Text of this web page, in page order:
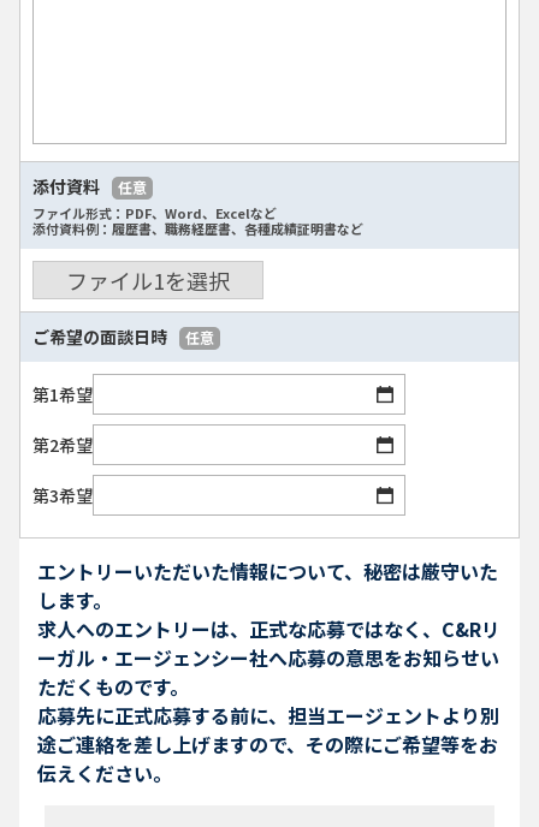
添付資料 任意
ファイル形式：PDF、Word、Excelなど
添付資料例：履歴書、職務経歴書、各種成績証明書など
ファイル1を選択
ご希望の面談日時 任意
第1希望
第2希望
第3希望
エントリーいただいた情報について、秘密は厳守いた
します。
求人へのエントリーは、正式な応募ではなく、C&Rリ
ーガル・エージェンシー社へ応募の意思をお知らせい
ただくものです。
応募先に正式応募する前に、担当エージェントより別
途ご連絡を差し上げますので、その際にご希望等をお
伝えください。